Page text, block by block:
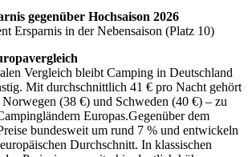
gegenüber Hochsaison 2026
Ersparnis in der Nebensaison (Platz 10)
Vergleich bleibt Camping in Deutschland
Mit durchschnittlich 41 € pro Nacht gehört
(38 €) und Schweden (40 €) – zu
Europas.Gegenüber dem
bundesweit um rund 7 % und entwickeln
Durchschnitt. In klassischen